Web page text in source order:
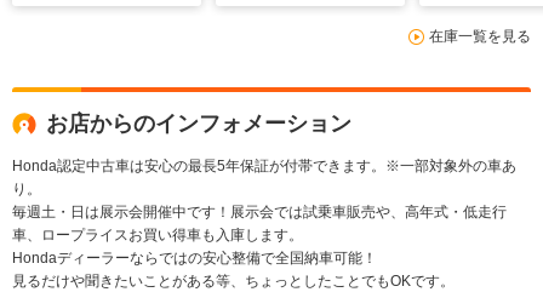
突被害軽減ブレーキ
サイドエアバック
在庫一覧を見る
お店からのインフォメーション
Honda認定中古車は安心の最長5年保証が付帯できます。※一部対象外の車あ
り。
毎週土・日は展示会開催中です！展示会では試乗車販売や、高年式・低走行
車、ロープライスお買い得車も入庫します。
Hondaディーラーならではの安心整備で全国納車可能！
見るだけや聞きたいことがある等、ちょっとしたことでもOKです。